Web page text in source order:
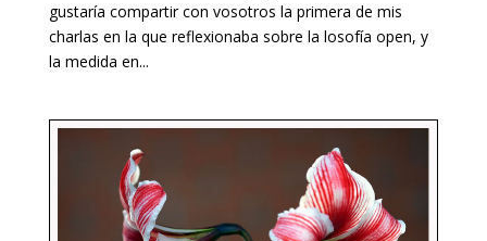
gustaría compartir con vosotros la primera de mis
charlas en la que reflexionaba sobre la filosofía open, y
la medida en...